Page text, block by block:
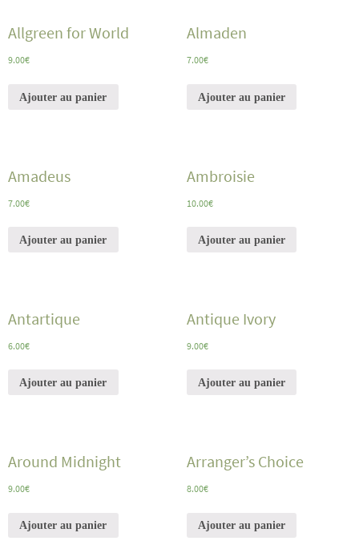
Allgreen for World
9.00€
Ajouter au panier
Almaden
7.00€
Ajouter au panier
Amadeus
7.00€
Ajouter au panier
Ambroisie
10.00€
Ajouter au panier
Antartique
6.00€
Ajouter au panier
Antique Ivory
9.00€
Ajouter au panier
Around Midnight
9.00€
Ajouter au panier
Arranger’s Choice
8.00€
Ajouter au panier